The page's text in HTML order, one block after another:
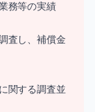
務等の実績
査し、補償金
関する調査並